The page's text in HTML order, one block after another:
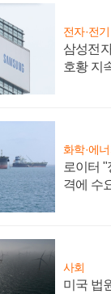
전자·전
삼성전
호황 지
화학·에
로이터
격에 수
사회
미국 법